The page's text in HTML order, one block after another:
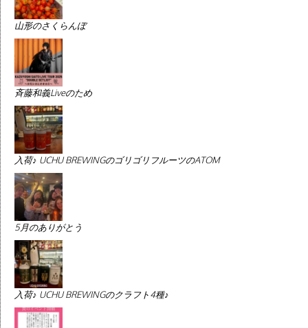
山形のさくらんぼ
斉藤和義Liveのため
入荷♪ UCHU BREWINGのゴリゴリフルーツのATOM
5月のありがとう
入荷♪ UCHU BREWINGのクラフト4種♪